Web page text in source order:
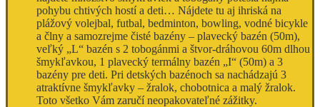
pohybu chtivých hostí a deti… Nájdete tu aj ihriská na
plážový volejbal, futbal, bedminton, bowling, vodné bicykle
a člny a samozrejme čisté bazény – plavecký bazén (50m),
veľký „L“ bazén s 2 tobogánmi a štvor-dráhovou 60m dlhou
šmykľavkou, 1 plavecký termálny bazén „I“ (50m) a 3
bazény pre deti. Pri detských bazénoch sa nachádzajú 3
atraktívne šmykľavky – žralok, chobotnica a malý žralok.
Toto všetko Vám zaručí neopakovateľné zážitky.